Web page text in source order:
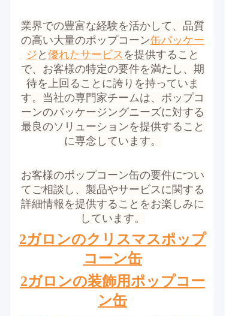
業界での豊富な経験を活かして、品質
の高い大量のポップコーン缶パッケー
ジ と 優れたサービス を提供すること
で、お客様の特定の要件を満たし、期
待を上回ることに誇りを持っていま
す。 当社の専門家チームは、ポップコ
ーンのパッケージングニーズに対する
最良のソリューションを提供すること
に専念しています。
お客様のポップコーン缶の要件につい
てご相談し、製品やサービスに関する
詳細情報を提供することをお楽しみに
しています。
2ガロンのクリスマスポップ
コーン缶
2ガロンの装飾用ポップコー
ン缶